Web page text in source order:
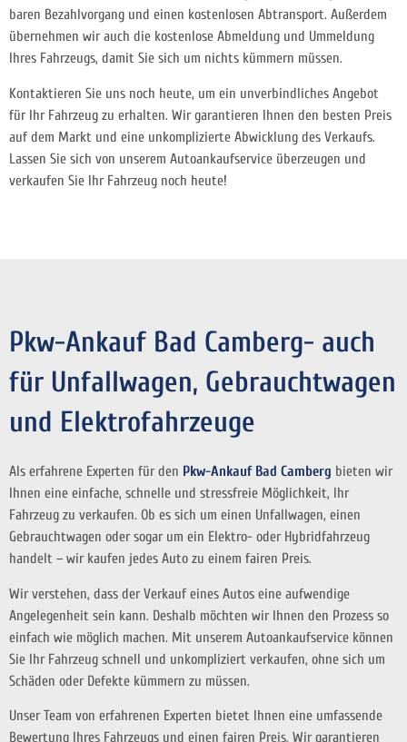
baren Bezahlvorgang und einen kostenlosen Abtransport. Außerdem
übernehmen wir auch die kostenlose Abmeldung und Ummeldung
Ihres Fahrzeugs, damit Sie sich um nichts kümmern müssen.
Kontaktieren Sie uns noch heute, um ein unverbindliches Angebot
für Ihr Fahrzeug zu erhalten. Wir garantieren Ihnen den besten Preis
auf dem Markt und eine unkomplizierte Abwicklung des Verkaufs.
Lassen Sie sich von unserem Autoankaufservice überzeugen und
verkaufen Sie Ihr Fahrzeug noch heute!
Pkw-Ankauf Bad Camberg- auch
für Unfallwagen, Gebrauchtwagen
und Elektrofahrzeuge
Als erfahrene Experten für den Pkw-Ankauf Bad Camberg bieten wir
Ihnen eine einfache, schnelle und stressfreie Möglichkeit, Ihr
Fahrzeug zu verkaufen. Ob es sich um einen Unfallwagen, einen
Gebrauchtwagen oder sogar um ein Elektro- oder Hybridfahrzeug
handelt – wir kaufen jedes Auto zu einem fairen Preis.
Wir verstehen, dass der Verkauf eines Autos eine aufwendige
Angelegenheit sein kann. Deshalb möchten wir Ihnen den Prozess so
einfach wie möglich machen. Mit unserem Autoankaufservice können
Sie Ihr Fahrzeug schnell und unkompliziert verkaufen, ohne sich um
Schäden oder Defekte kümmern zu müssen.
Unser Team von erfahrenen Experten bietet Ihnen eine umfassende
Bewertung Ihres Fahrzeugs und einen fairen Preis. Wir garantieren